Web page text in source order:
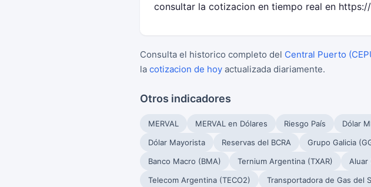
consultar la cotizacion en tiempo real en
Consulta el historico completo del Central Puerto
la cotizacion de hoy actualizada diariamente.
Otros indicadores
MERVAL MERVAL en Dólares Riesgo País Dólar
Dólar Mayorista
Reservas del BCRA Grupo Galicia
Banco Macro (BMA)
Ternium Argentina (TXAR) Aluar
Telecom Argentina (TECO2)
Transportadora de Gas del